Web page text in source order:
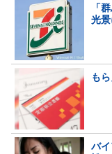
「
光
も
バ